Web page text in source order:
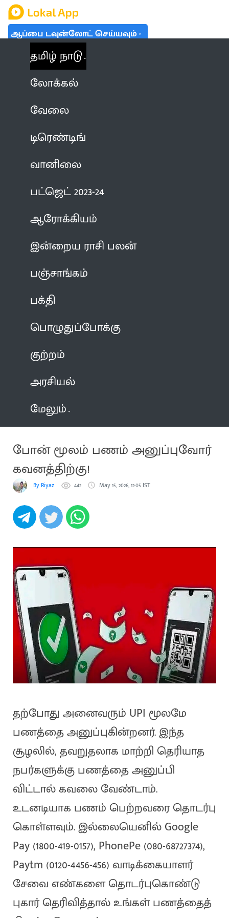
ஆப்பை டவுன்லோட் செய்யவும்
தமிழ் நாடு
லோக்கல்
வேலை
டிரெண்டிங்
வானிலை
பட்ஜெட் 2023-24
ஆரோக்கியம்
இன்றைய ராசி பலன்
பஞ்சாங்கம்
பக்தி
பொழுதுப்போக்கு
குற்றம்
அரசியல்
மேலும்
போன் மூலம் பணம் அனுப்புவோர்
கவனத்திற்கு!
By Riyaz 442 May 15, 2026, 12:05 IST
தற்போது அனைவரும் UPI மூலமே
பணத்தை அனுப்புகின்றனர். இந்த
சூழலில், தவறுதலாக மாற்றி தெரியாத
நபர்களுக்கு பணத்தை அனுப்பி
விட்டால் கவலை வேண்டாம்.
உடனடியாக பணம் பெற்றவரை தொடர்பு
கொள்ளவும். இல்லையெனில் Google
Pay (1800-419-0157), PhonePe (080-68727374),
Paytm (0120-4456-456) வாடிக்கையாளர்
சேவை எண்களை தொடர்புகொண்டு
புகார் தெரிவித்தால் உங்கள் பணத்தைத்